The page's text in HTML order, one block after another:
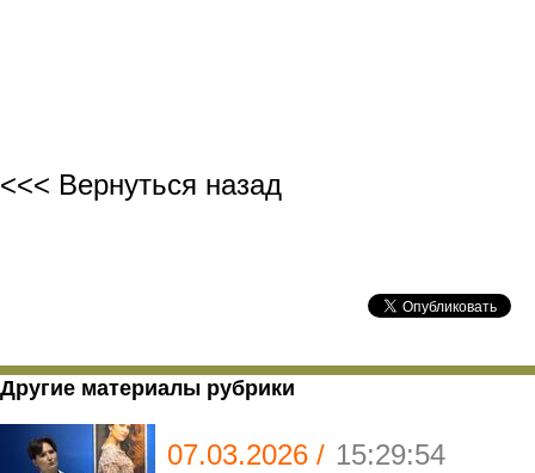
<<< Вернуться назад
Другие материалы рубрики
07.03.2026 / 15:29:54